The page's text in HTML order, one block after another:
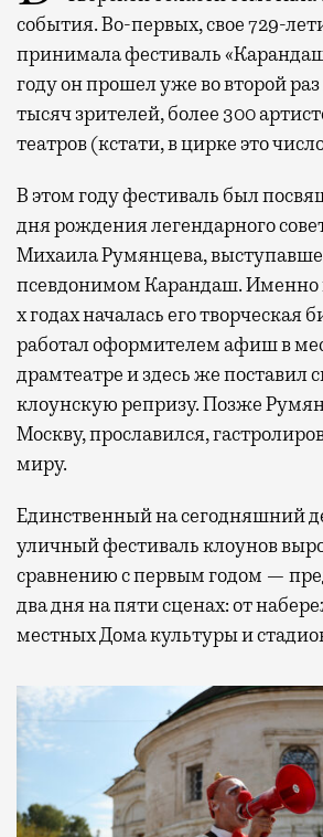
события. Во-первых, свое 729-
принимала фестиваль
году он прошел уже во второй раз
тысяч зрителей, более 300
театров (кстати, в цирке это
В этом году фестиваль был
дня рождения легендарного
Михаила Румянцева,
псевдонимом Карандаш. Именно
х годах началась его творческая
работал оформителем афиш в
драмтеатре и здесь же поставил
клоунскую репризу. Позже
Москву, прославился,
миру.
Единственный на сегодняшний
уличный фестиваль клоунов
сравнению с первым годом —
два дня на пяти сценах: от
местных Дома культуры и